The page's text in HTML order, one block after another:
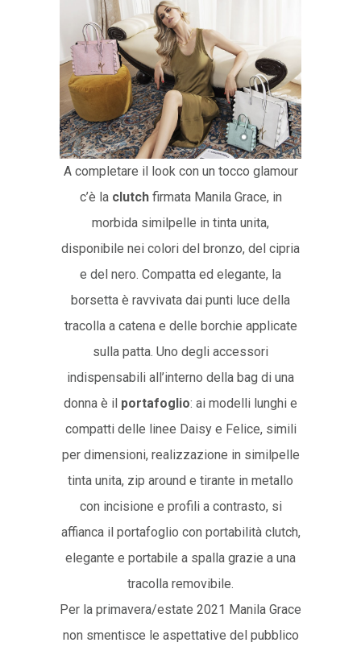
A completare il look con un tocco glamour
c’è la clutchfirmata Manila Grace, in
morbida similpelle in tinta unita,
disponibile nei colori del bronzo, del cipria
e del nero. Compatta ed elegante, la
borsetta è ravvivata dai punti luce della
tracolla a catena e delle borchie applicate
sulla patta. Uno degli accessori
indispensabili all’interno della bag di una
donna è il portafoglio: ai modelli lunghi e
compatti delle linee Daisy e Felice, simili
per dimensioni, realizzazione in similpelle
tinta unita, zip around e tirante in metallo
con incisione e profili a contrasto, si
affianca il portafoglio con portabilità clutch,
elegante e portabile a spalla grazie a una
tracolla removibile.
Per la primavera/estate 2021 Manila Grace
non smentisce le aspettative del pubblico